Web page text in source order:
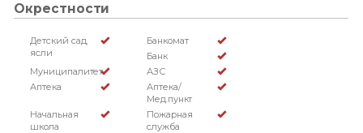
Окрестности
Детский сад,
ясли
Банкомат
Банк
Муниципалитет
АЗС
Аптека
Аптека/
Мед.пункт
Начальная
школа
Пожарная
служба